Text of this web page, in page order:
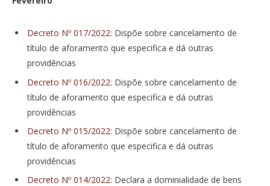
Decreto Nº 017/2022: Dispõe sobre cancelamento de
título de aforamento que especifica e dá outras
providências
Decreto Nº 016/2022: Dispõe sobre cancelamento de
título de aforamento que especifica e dá outras
providências
Decreto Nº 015/2022: Dispõe sobre cancelamento de
título de aforamento que especifica e dá outras
providências
Decreto Nº 014/2022: Declara a dominialidade de bens